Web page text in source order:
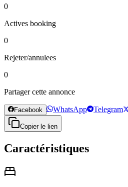
0
Actives booking
0
Rejeter/annulees
0
Partager cette annonce
Facebook WhatsApp Telegram
Copier le lien
Caractéristiques